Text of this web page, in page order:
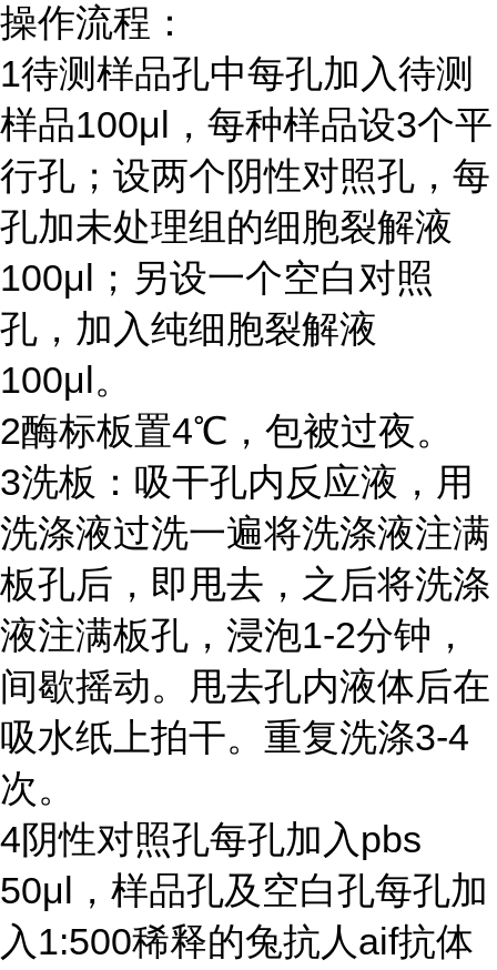
操作流程：
1待测样品孔中每孔加入待测
样品100μl ，每种样品设3个平
行孔；设两个阴性对照孔，每
孔加未处理组的细胞裂解液
100μl ；另设一个空白对照
孔，加入纯细胞裂解液
100μl。
2酶标板置4℃ ，包被过夜。
3洗板：吸干孔内反应液，用
洗涤液过洗一遍将洗涤液注满
板孔后，即甩去，之后将洗涤
液注满板孔，浸泡1-2分钟，
间歇摇动。甩去孔内液体后在
吸水纸上拍干。重复洗涤3-4
次。
4阴性对照孔每孔加入 pbs
50μl ，样品孔及空白孔每孔加
入 1:500稀释的兔抗人aif抗体